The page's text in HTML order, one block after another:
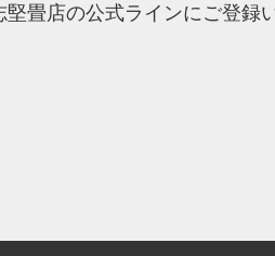
畳店の公式ラインにご登録